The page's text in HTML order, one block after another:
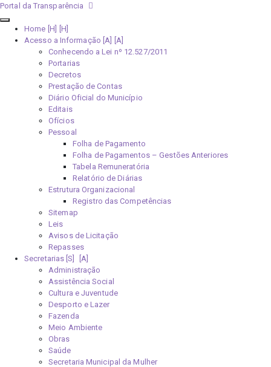
Portal da Transparência
Home [H]
Acesso a Informação [A]
Conhecendo a Lei nº 12.527/2011
Portarias
Decretos
Prestação de Contas
Diário Oficial do Município
Editais
Ofícios
Pessoal
Folha de Pagamento
Folha de Pagamentos – Gestões Anteriores
Tabela Remuneratória
Relatório de Diárias
Estrutura Organizacional
Registro das Competências
Sitemap
Leis
Avisos de Licitação
Repasses
Secretarias [S]
Administração
Assistência Social
Cultura e Juventude
Desporto e Lazer
Fazenda
Meio Ambiente
Obras
Saúde
Secretaria Municipal da Mulher